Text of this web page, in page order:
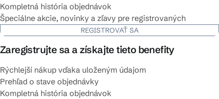
Kompletná história objednávok
Špeciálne akcie, novinky a zľavy pre registrovaných
REGISTROVAŤ SA
Zaregistrujte sa a získajte tieto benefity
Rýchlejší nákup vďaka uloženým údajom
Prehľad o stave objednávky
Kompletná história objednávok